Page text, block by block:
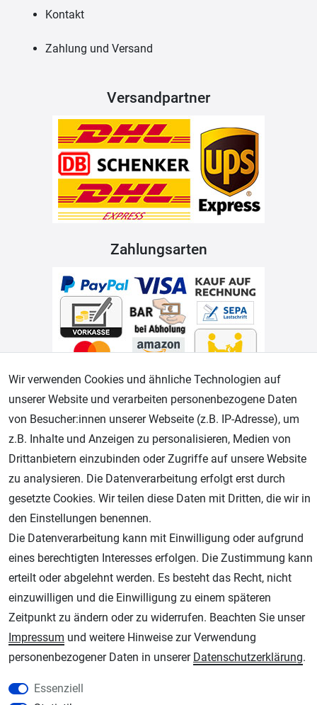
Kontakt
Zahlung und Versand
Versandpartner
Zahlungsarten
Geprüfter Shop
AGB Widerrufsrecht Datenschutz Impressum
Unsere weiteren Shops:
Schmincke-City.de
Schmincke Künstlerfarben das Gesamtsortiment
Plotter-City.com
Schneideplotter, Transferpressen, Siebdruck und Plotterfolien
Wir verwenden Cookies und ähnliche Technologien auf
unserer Website und verarbeiten personenbezogene Daten
von Besucher:innen unserer Webseite (z.B. IP-Adresse), um
z.B. Inhalte und Anzeigen zu personalisieren, Medien von
Drittanbietern einzubinden oder Zugriffe auf unsere Website
zu analysieren. Die Datenverarbeitung erfolgt erst durch
gesetzte Cookies. Wir teilen diese Daten mit Dritten, die wir in
den Einstellungen benennen.
Die Datenverarbeitung kann mit Einwilligung oder aufgrund
eines berechtigten Interesses erfolgen. Die Zustimmung kann
erteilt oder abgelehnt werden. Es besteht das Recht, nicht
einzuwilligen und die Einwilligung zu einem späteren
Zeitpunkt zu ändern oder zu widerrufen. Beachten Sie unser
Impressum und weitere Hinweise zur Verwendung
personenbezogener Daten in unserer Daten­schutz­erklärung.
Essenziell